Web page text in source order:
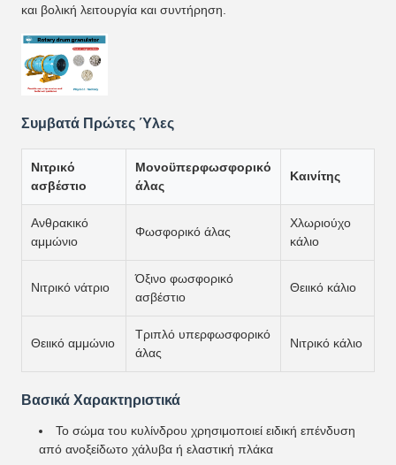
και βολική λειτουργία και συντήρηση.
Συμβατά Πρώτες Ύλες
Νιτρικό
ασβέστιο
Μονοϋπερφωσφορικό
άλας
Καινίτης
Ανθρακικό
αμμώνιο
Φωσφορικό άλας
Χλωριούχο
κάλιο
Νιτρικό νάτριο
Όξινο φωσφορικό
ασβέστιο
Θειικό κάλιο
Θειικό αμμώνιο
Τριπλό υπερφωσφορικό
άλας
Νιτρικό κάλιο
Βασικά Χαρακτηριστικά
Το σώμα του κυλίνδρου χρησιμοποιεί ειδική επένδυση
από ανοξείδωτο χάλυβα ή ελαστική πλάκα